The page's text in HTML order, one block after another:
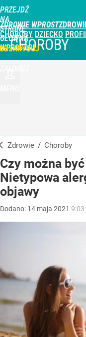
PRZEJDŹ
NA
STRONĘ
GŁÓWNĄ
WPROST.PL
ZDROWIE WPROST
CHOROBY DZIECKO
CHOROBY
Zdrowie / Choroby
Czy można
Nietypowa
objawy
Dodano: 14 maja 2021 9:03